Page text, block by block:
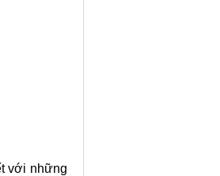
với những